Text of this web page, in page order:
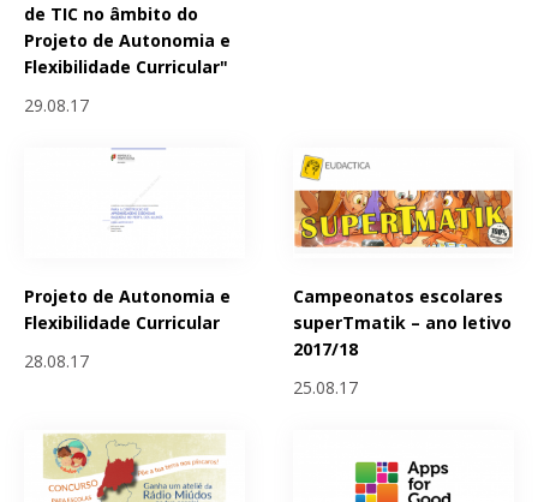
de TIC no âmbito do
Projeto de Autonomia e
Flexibilidade Curricular"
29.08.17
Projeto de Autonomia e
Flexibilidade Curricular
28.08.17
Campeonatos escolares
superTmatik – ano letivo
2017/18
25.08.17